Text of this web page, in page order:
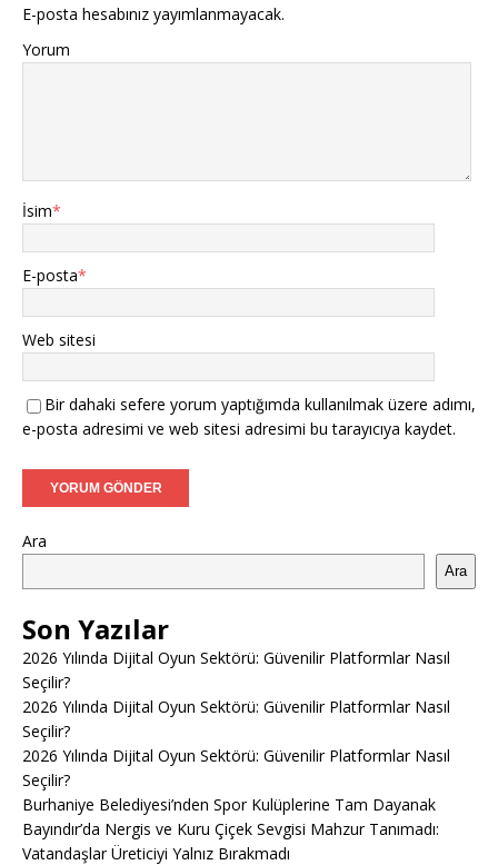
E-posta hesabınız yayımlanmayacak.
Yorum
İsim*
E-posta*
Web sitesi
Bir dahaki sefere yorum yaptığımda kullanılmak üzere adımı,
e-posta adresimi ve web sitesi adresimi bu tarayıcıya kaydet.
Ara
Ara
Son Yazılar
2026 Yılında Dijital Oyun Sektörü: Güvenilir Platformlar Nasıl
Seçilir?
2026 Yılında Dijital Oyun Sektörü: Güvenilir Platformlar Nasıl
Seçilir?
2026 Yılında Dijital Oyun Sektörü: Güvenilir Platformlar Nasıl
Seçilir?
Burhaniye Belediyesi’nden Spor Kulüplerine Tam Dayanak
Bayındır’da Nergis ve Kuru Çiçek Sevgisi Mahzur Tanımadı:
Vatandaşlar Üreticiyi Yalnız Bırakmadı